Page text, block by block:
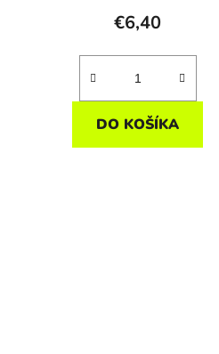
€6,40
DO KOŠÍKA